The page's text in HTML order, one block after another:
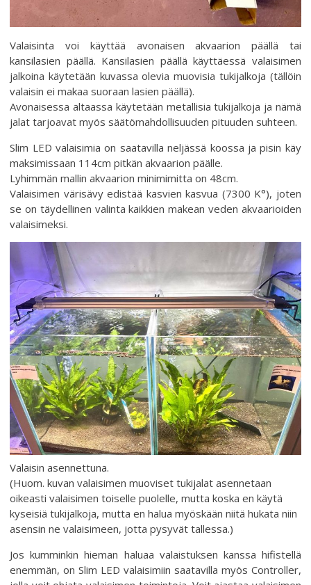
Valaisinta voi käyttää avonaisen akvaarion päällä tai
kansilasien päällä. Kansilasien päällä käyttäessä valaisimen
jalkoina käytetään kuvassa olevia muovisia tukijalkoja (tällöin
valaisin ei makaa suoraan lasien päällä).
Avonaisessa altaassa käytetään metallisia tukijalkoja ja nämä
jalat tarjoavat myös säätömahdollisuuden pituuden suhteen.
Slim LED valaisimia on saatavilla neljässä koossa ja pisin käy
maksimissaan 114cm pitkän akvaarion päälle.
Lyhimmän mallin akvaarion minimimitta on 48cm.
Valaisimen värisävy edistää kasvien kasvua (7300 K°), joten
se on täydellinen valinta kaikkien makean veden akvaarioiden
valaisimeksi.
Valaisin asennettuna.
(Huom. kuvan valaisimen muoviset tukijalat asennetaan
oikeasti valaisimen toiselle puolelle, mutta koska en käytä
kyseisiä tukijalkoja, mutta en halua myöskään niitä hukata niin
asensin ne valaisimeen, jotta pysyvät tallessa.)
Jos kumminkin hieman haluaa valaistuksen kanssa hifistellä
enemmän, on Slim LED valaisimiin saatavilla myös Controller,